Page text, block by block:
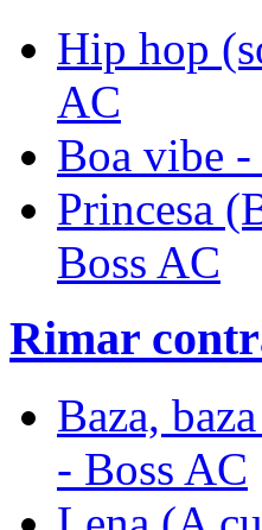
Hip hop
AC
Boa vibe
Princesa
Boss AC
Rimar
Baza,
- Boss AC